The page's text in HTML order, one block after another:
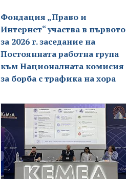
Фондация „Право и
Интернет“ участва в първото
за 2026 г. заседание на
Постоянната работна група
към Националната комисия
за борба с трафика на хора